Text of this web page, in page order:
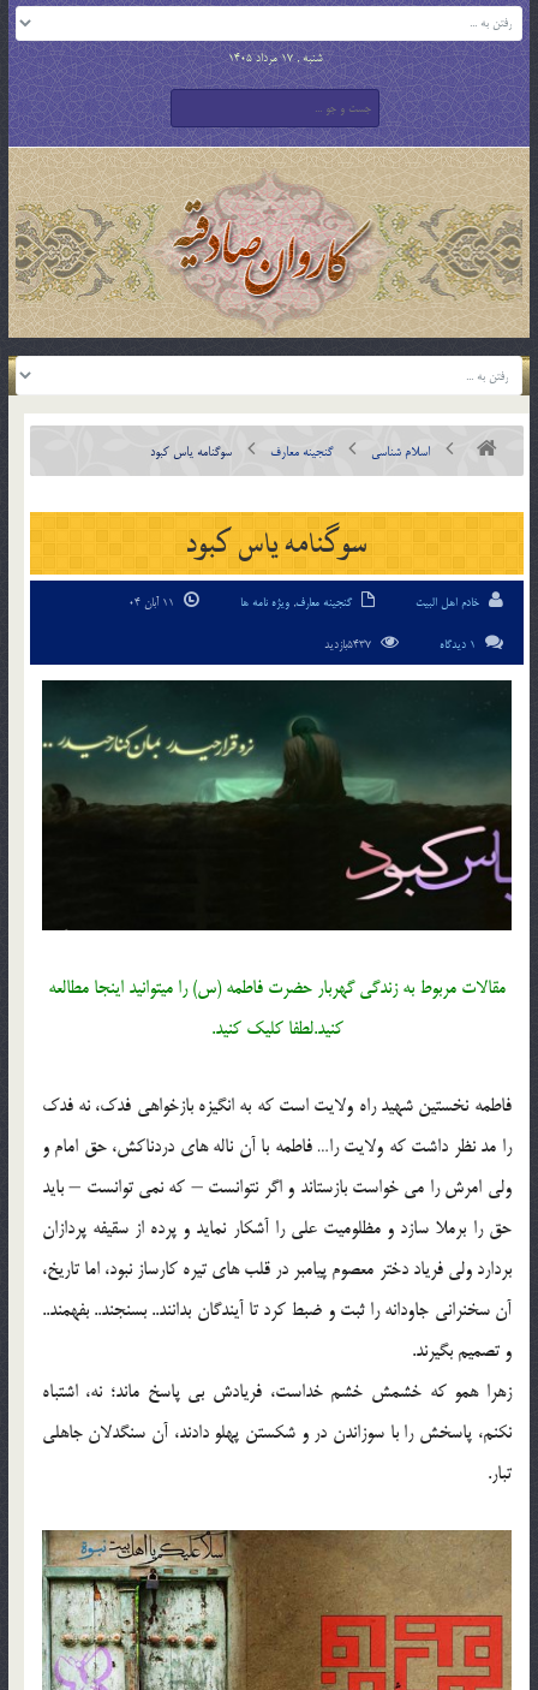
شنبه , 17 مرداد 1405
اسلام شناسی گنجینه معارف سوگنامه یاس کبود
سوگنامه یاس کبود
خادم اهل البیت گنجینه معارف, ویژه نامه ها
1 دیدگاه
مقالات مربوط به زندگی گهربار حضرت فاطمه (س) را میتوانید اینجا مطالعه
کنید.لطفا کلیک کنید.
فاطمه نخستین شهید راه ولایت است که به انگیزه بازخواهی فدک، نه فدک
را مد نظر داشت که ولایت را… فاطمه با آن ناله های دردناکش، حق امام و
ولی امرش را می خواست بازستاند و اگر نتوانست – که نمی توانست – باید
حق را برملا سازد و مظلومیت علی را آشکار نماید و پرده از سقیفه پردازان
بردارد ولی فریاد دختر معصوم پیامبر در قلب های تیره کارساز نبود، اما تاریخ،
آن سخنرانی جاودانه را ثبت و ضبط کرد تا آیندگان بدانند.. بسنجند.. بفهمند..
و تصمیم بگیرند.
زهرا همو که خشمش خشم خداست، فریادش بی پاسخ ماند؛ نه، اشتباه
نکنم، پاسخش را با سوزاندن در و شکستن پهلو دادند، آن سنگدلان جاهلی
تبار.